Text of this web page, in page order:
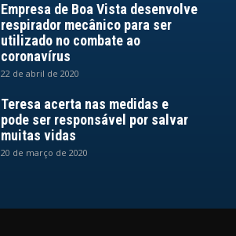
Empresa de Boa Vista desenvolve
respirador mecânico para ser
utilizado no combate ao
coronavírus
22 de abril de 2020
Teresa acerta nas medidas e
pode ser responsável por salvar
muitas vidas
20 de março de 2020